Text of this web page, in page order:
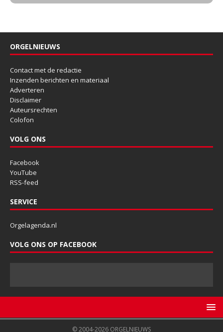
ORGELNIEUWS
Contact met de redactie
Inzenden berichten en materiaal
Adverteren
Disclaimer
Auteursrechten
Colofon
VOLG ONS
Facebook
YouTube
RSS-feed
SERVICE
Orgelagenda.nl
VOLG ONS OP FACEBOOK
© 2004-2026 ORGELNIEUWS